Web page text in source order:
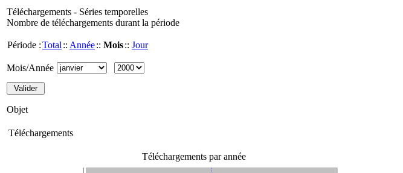
Téléchargements - Séries temporelles
Nombre de téléchargements durant la période
Période :Total :: Année:: Mois:: Jour
Mois/Année
Objet
Téléchargements
Téléchargements par année